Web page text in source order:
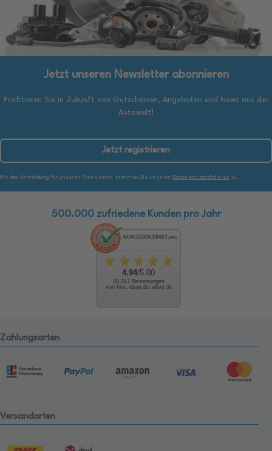
Jetzt unseren Newsletter abonnieren
Profitieren Sie in Zukunft von Gutscheinen, Angeboten und News aus der
Autowelt!
Jetzt registrieren
Mit der Anmeldung für unseren Newsletter, stimmen Sie unseren Datenschutzrichtlinien zu.
500.000 zufriedene Kunden pro Jahr
4.94/5.00
48.247 Bewertungen
von hier, ebay.de, ebay.de
Zahlungsarten
Versandarten